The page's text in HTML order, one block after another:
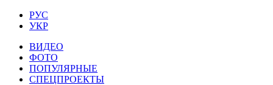
РУС
УКР
ВИДЕО
ФОТО
ПОПУЛЯРНЫЕ
СПЕЦПРОЕКТЫ